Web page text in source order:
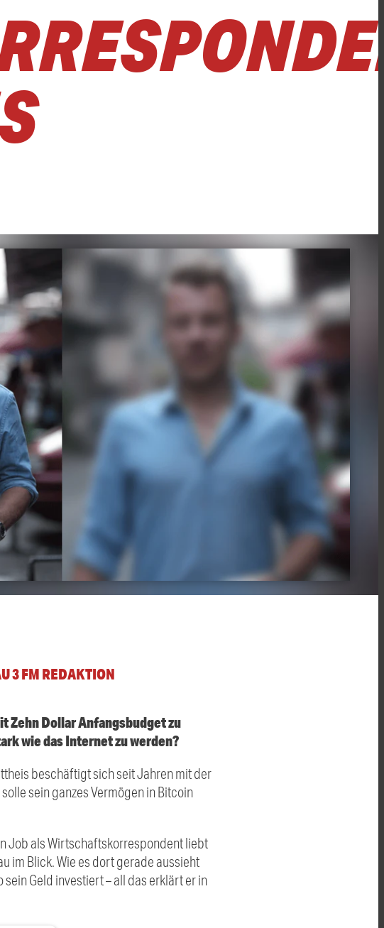
3 FM REDAKTION
Zehn Dollar Anfangsbudget zu
wie das Internet zu werden?
beschäftigt sich seit Jahren mit der
sein ganzes Vermögen in Bitcoin
Job als Wirtschaftskorrespondent liebt
im Blick. Wie es dort gerade aussieht
Geld investiert – all das erklärt er in